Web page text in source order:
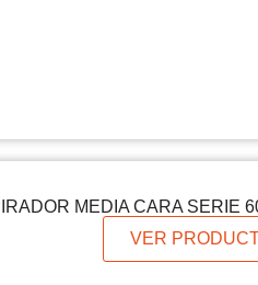
MEDIA CARA SERIE
VER